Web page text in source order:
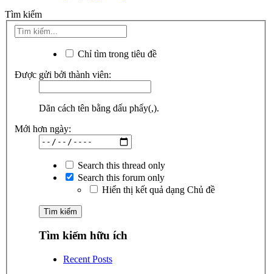
Tìm kiếm
Chỉ tìm trong tiêu đề
Được gửi bởi thành viên:
Dãn cách tên bằng dấu phẩy(,).
Mới hơn ngày:
Search this thread only
Search this forum only
Hiển thị kết quả dạng Chủ đề
Tìm kiếm hữu ích
Recent Posts